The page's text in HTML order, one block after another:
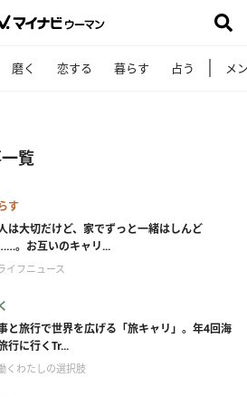
磨く 恋する 暮らす 占う メ
覧
す
は大切だけど、家でずっと一緒はしんど
。お互いのキャリ...
イフニュース
と旅行で世界を広げる「旅キャリ」。年4回海
行に行くTr...
くわたしの選択肢